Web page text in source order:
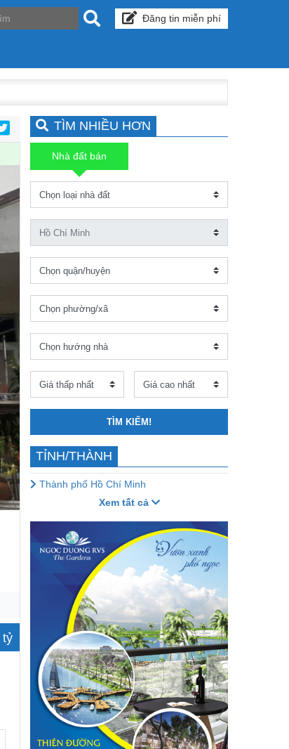
Đăng tin miễn phí
tỷ
TÌM NHIỀU HƠN
Nhà đất bán
TÌM KIẾM!
TỈNH/THÀNH
Thành phố Hồ Chí Minh
Xem tất cả